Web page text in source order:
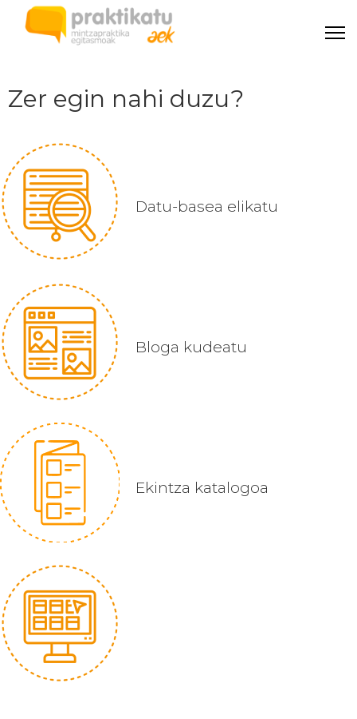
Zer egin nahi duzu?
Datu-basea elikatu
Bloga kudeatu
Ekintza katalogoa